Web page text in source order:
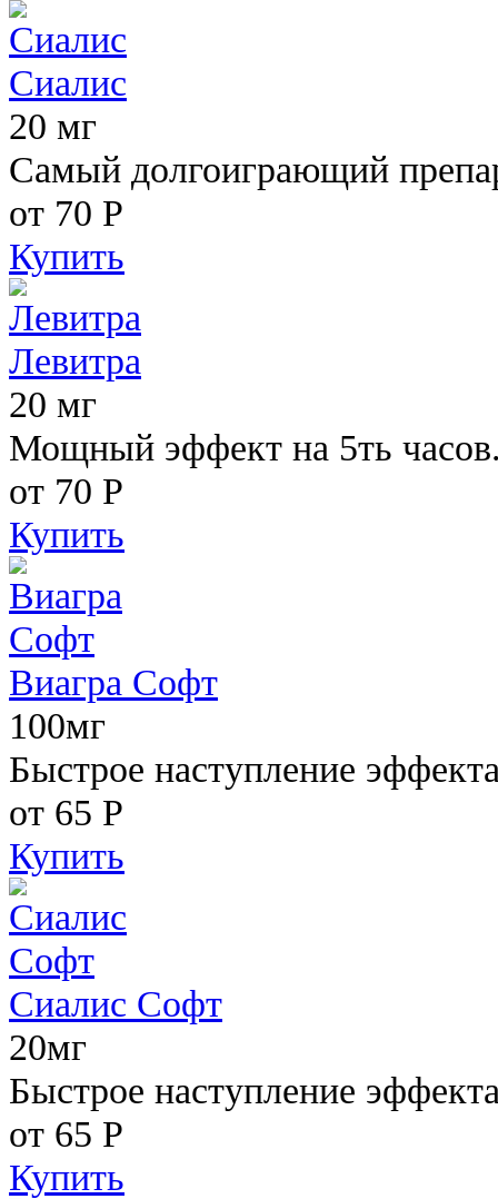
Сиалис
20 мг
Самый долгоиграющий
от 70 Р
Купить
Левитра
20 мг
Мощный эффект на 5ть
от 70 Р
Купить
Виагра Софт
100мг
Быстрое наступление
от 65 Р
Купить
Сиалис Софт
20мг
Быстрое наступление
от 65 Р
Купить